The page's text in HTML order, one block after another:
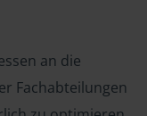
an die
Fachabteilungen